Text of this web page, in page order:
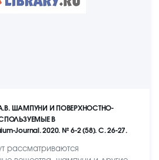
А.В. ШАМПУНИ И ПОВЕРХНОСТНО-
В
Journal. 2020. № 6-2 (58). С. 26-27.
рассматриваются